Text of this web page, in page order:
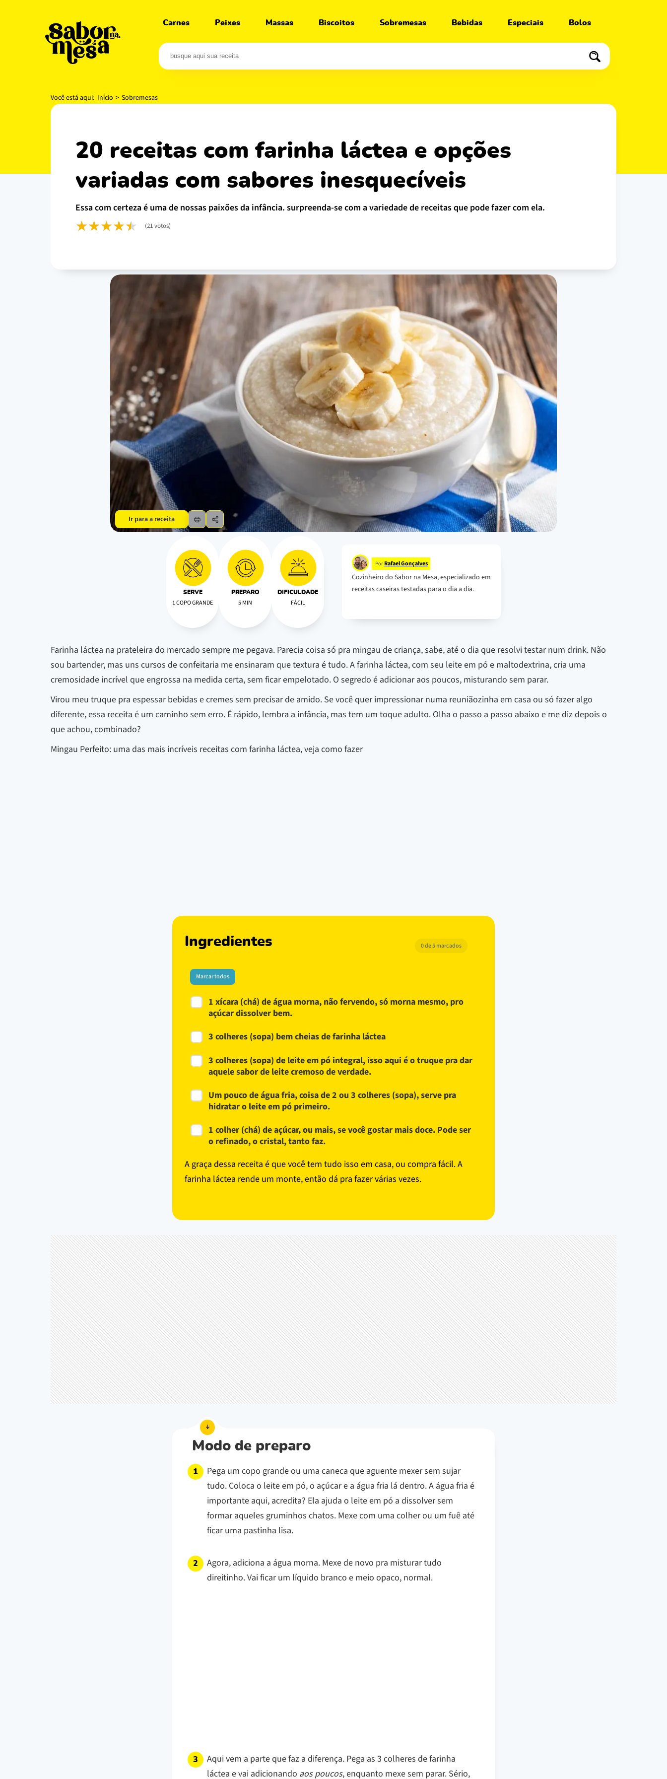
Carnes Peixes Massas Biscoitos Sobremesas Bebidas Especiais Bolos
Você está aqui: Início > Sobremesas
20 receitas com farinha láctea e opções
variadas com sabores inesquecíveis
essa com certeza é uma de nossas paixões da infância. surpreenda-se com a variedade de receitas que pode fazer com ela.
(21 votos)
Ir para a receita
SERVE
1 COPO GRANDE
PREPARO
5 MIN
DIFICULDADE
FÁCIL
Por Rafael Gonçalves
Cozinheiro do Sabor na Mesa, especializado em
receitas caseiras testadas para o dia a dia.
Farinha láctea na prateleira do mercado sempre me pegava. Parecia coisa só pra mingau de criança, sabe, até o dia que resolvi testar num drink. Não
sou bartender, mas uns cursos de confeitaria me ensinaram que textura é tudo. A farinha láctea, com seu leite em pó e maltodextrina, cria uma
cremosidade incrível que engrossa na medida certa, sem ficar empelotado. O segredo é adicionar aos poucos, misturando sem parar.
Virou meu truque pra espessar bebidas e cremes sem precisar de amido. Se você quer impressionar numa reuniãozinha em casa ou só fazer algo
diferente, essa receita é um caminho sem erro. É rápido, lembra a infância, mas tem um toque adulto. Olha o passo a passo abaixo e me diz depois o
que achou, combinado?
Mingau Perfeito: uma das mais incríveis receitas com farinha láctea, veja como fazer
Ingredientes 0 de 5 marcados
Marcar todos
1 xícara (chá) de água morna, não fervendo, só morna mesmo, pro
açúcar dissolver bem.
3 colheres (sopa) bem cheias de farinha láctea
3 colheres (sopa) de leite em pó integral, isso aqui é o truque pra dar
aquele sabor de leite cremoso de verdade.
Um pouco de água fria, coisa de 2 ou 3 colheres (sopa), serve pra
hidratar o leite em pó primeiro.
1 colher (chá) de açúcar, ou mais, se você gostar mais doce. Pode ser
o refinado, o cristal, tanto faz.
A graça dessa receita é que você tem tudo isso em casa, ou compra fácil. A
farinha láctea rende um monte, então dá pra fazer várias vezes.
Modo de preparo
Pega um copo grande ou uma caneca que aguente mexer sem sujar
tudo. Coloca o leite em pó, o açúcar e a água fria lá dentro.A água fria é
importante aqui, acredita? Ela ajuda o leite em pó a dissolver sem
formar aqueles gruminhos chatos. Mexe com uma colher ou um fuê até
ficar uma pastinha lisa.
Agora, adiciona a água morna. Mexe de novo pra misturar tudo
direitinho. Vai ficar um líquido branco e meio opaco, normal.
Aqui vem a parte que faz a diferença. Pega as 3 colheres de farinha
láctea e vai adicionando aos poucos, enquanto mexe sem parar. Sério,